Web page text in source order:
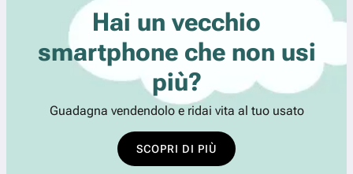
Hai un vecchio
smartphone che non usi
più?
Guadagna vendendolo e ridai vita al tuo usato
SCOPRI DI PIÙ